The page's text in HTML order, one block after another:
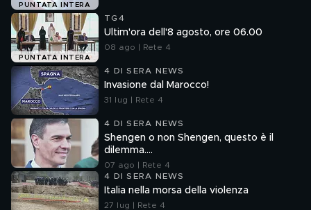
PUNTATA INTERA
PUNTATA INTERA
TG4
Ultim'ora dell'8 agosto, ore 06.00
08 ago | Rete 4
4 DI SERA NEWS
Invasione dal Marocco!
31 lug | Rete 4
4 DI SERA NEWS
Shengen o non Shengen, questo è il
dilemma....
07 ago | Rete 4
4 DI SERA NEWS
Italia nella morsa della violenza
27 lug | Rete 4